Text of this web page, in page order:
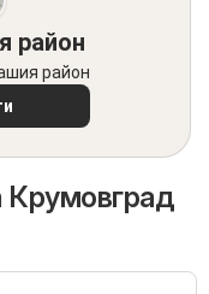
район
район
Крумовград